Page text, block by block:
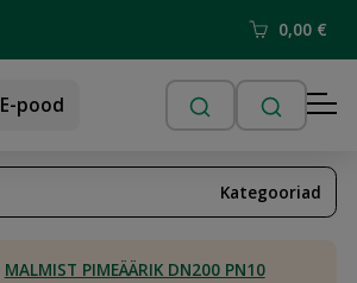
0,00 €
E-pood
MALMIST PIMEÄÄRIK DN200 PN10
Kategooriad